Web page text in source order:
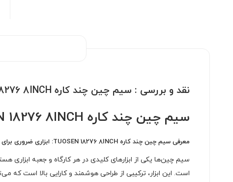
نقد و بررسی : سیم چین چند کاره TUOSEN 18276 8INCH
سیم چین چند کاره TUOSEN 18276 8INCH
معرفی سیم چین چند کاره TUOSEN 18276 8INCH: ابزاری ضروری برای حرفه‌ای‌ها و علاقه‌مندان به DIY
سیم چین‌ها یکی از ابزارهای کلیدی در هر کارگاه و جعبه ابزاری
است. این ابزار، ترکیبی از طراحی هوشمند و کارایی بالا است که